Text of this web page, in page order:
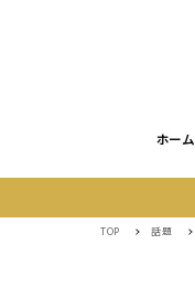
ホーム
TOP 話題